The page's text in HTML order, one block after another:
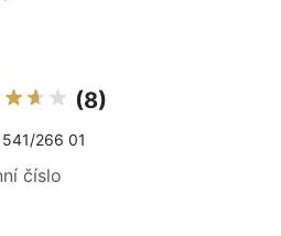
(8)
266 01
číslo